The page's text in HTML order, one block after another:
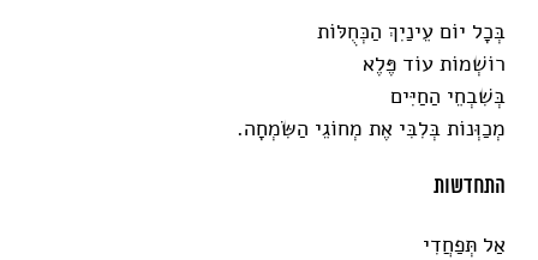
בְּכָל יוֹם עֵינַיִךְ הַכְּחֻלּוֹת
רוֹשְׁמוֹת עוֹד פֶּלֶא
בְּשִׁבְחֵי הַחַיִּים
מְכַוְּנוֹת בְּלִבִּי אֶת מְחוֹגֵי הַשִּׂמְחָה.
התחדשות
אַל תְּפַחֲדִי